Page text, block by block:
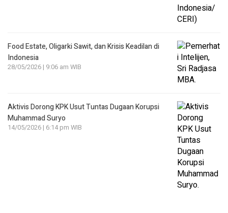
Food Estate, Oligarki Sawit, dan Krisis Keadilan di
Indonesia
28/05/2026 | 9:06 am WIB
Aktivis Dorong KPK Usut Tuntas Dugaan Korupsi
Muhammad Suryo
14/05/2026 | 6:14 pm WIB